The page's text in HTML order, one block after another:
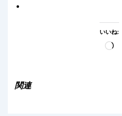
いいね:
読
関連